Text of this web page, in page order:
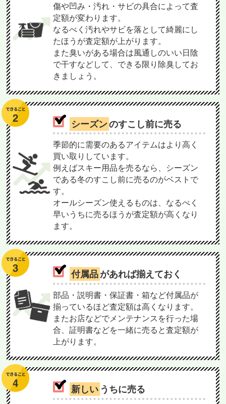
傷や凹み・汚れ・サビの具合によって査
定額が変わります。
なるべく汚れやサビを落として綺麗にし
たほうが査定額が上がります。
また臭いがある場合は風通しのいい日陰
で干すなどして、できる限り除臭してお
きましょう。
シーズンのすこし前に売る
季節的に需要のあるアイテムはより高く
買い取りしています。
例えばスキー用品を売るなら、シーズン
である冬のすこし前に売るのがベストで
す。
オールシーズン使えるものは、なるべく
早いうちに売るほうが査定額が高くなり
ます。
付属品があれば揃えておく
部品・説明書・保証書・箱など付属品が
揃っているほど査定額は高くなります。
またお店などでメンテナンスを行った場
合、証明書などを一緒に売ると査定額が
上がります。
新しい うちに売る